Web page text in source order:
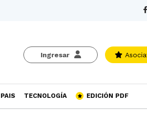
Ingresar
PAIS TECNOLOGÍA EDICIÓN PDF